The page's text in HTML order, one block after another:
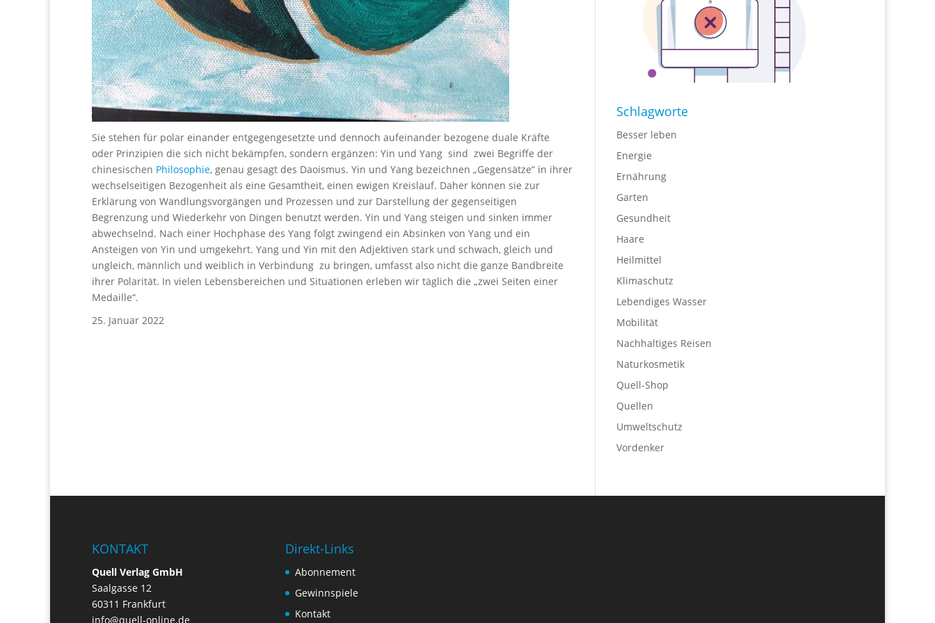
Sie stehen für polar einander entgegengesetzte und dennoch aufeinander bezogene duale Kräfte
oder Prinzipien die sich nicht bekämpfen, sondern ergänzen: Yin und Yang sind zwei Begriffe der
chinesischen Philosophie, genau gesagt des Daoismus. Yin und Yang bezeichnen „Gegensätze“ in ihrer
wechselseitigen Bezogenheit als eine Gesamtheit, einen ewigen Kreislauf. Daher können sie zur
Erklärung von Wandlungsvorgängen und Prozessen und zur Darstellung der gegenseitigen
Begrenzung und Wiederkehr von Dingen benutzt werden. Yin und Yang steigen und sinken immer
abwechselnd. Nach einer Hochphase des Yang folgt zwingend ein Absinken von Yang und ein
Ansteigen von Yin und umgekehrt. Yang und Yin mit den Adjektiven stark und schwach, gleich und
ungleich, männlich und weiblich in Verbindung zu bringen, umfasst also nicht die ganze Bandbreite
ihrer Polarität. In vielen Lebensbereichen und Situationen erleben wir täglich die „zwei Seiten einer
Medaille“.
25. Januar 2022
Schlagworte
Besser leben
Energie
Ernährung
Garten
Gesundheit
Haare
Heilmittel
Klimaschutz
Lebendiges Wasser
Mobilität
Nachhaltiges Reisen
Naturkosmetik
Quell-Shop
Quellen
Umweltschutz
Vordenker
KONTAKT
Quell Verlag GmbH
Saalgasse 12
60311 Frankfurt
info@quell-online.de
Direkt-Links
Abonnement
Gewinnspiele
Kontakt